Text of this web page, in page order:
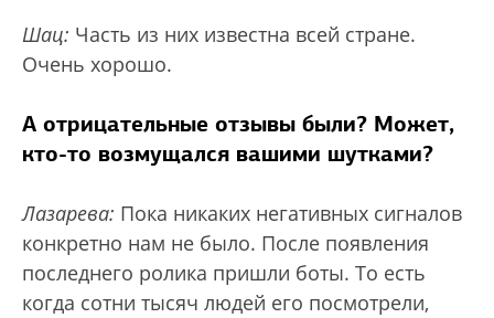
Шац: Часть из них известна всей стране.
Очень хорошо.
А отрицательные отзывы были? Может,
кто-то возмущался вашими шутками?
Лазарева: Пока никаких негативных сигналов
конкретно нам не было. После появления
последнего ролика пришли боты. То есть
когда сотни тысяч людей его посмотрели,